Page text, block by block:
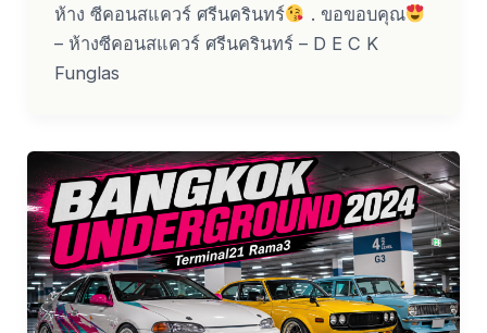
ห้าง ซีคอนสแควร์ ศรีนครินทร์
. ขอขอบคุณ
– ห้างซีคอนสแควร์ ศรีนครินทร์ – D E C K
Funglas